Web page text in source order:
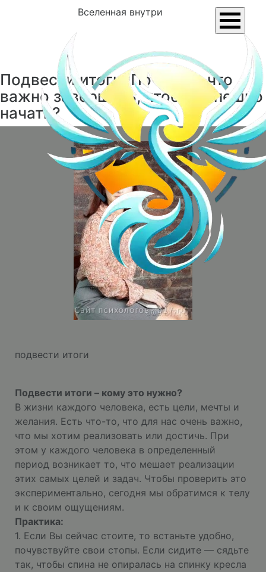
Вселенная внутри
Подвести итоги: Почему и что
важно завершить, чтобы успешно
начать?
подвести итоги
Подвести итоги – кому это нужно?
В жизни каждого человека, есть цели, мечты и
желания. Есть что-то, что для нас очень важно,
что мы хотим реализовать или достичь. При
этом у каждого человека в определенный
период возникает то, что мешает реализации
этих самых целей и задач. Чтобы проверить это
экспериментально, сегодня мы обратимся к телу
и к своим ощущениям.
Практика:
1. Если Вы сейчас стоите, то встаньте удобно,
почувствуйте свои стопы. Если сидите — сядьте
так, чтобы спина не опиралась на спинку кресла